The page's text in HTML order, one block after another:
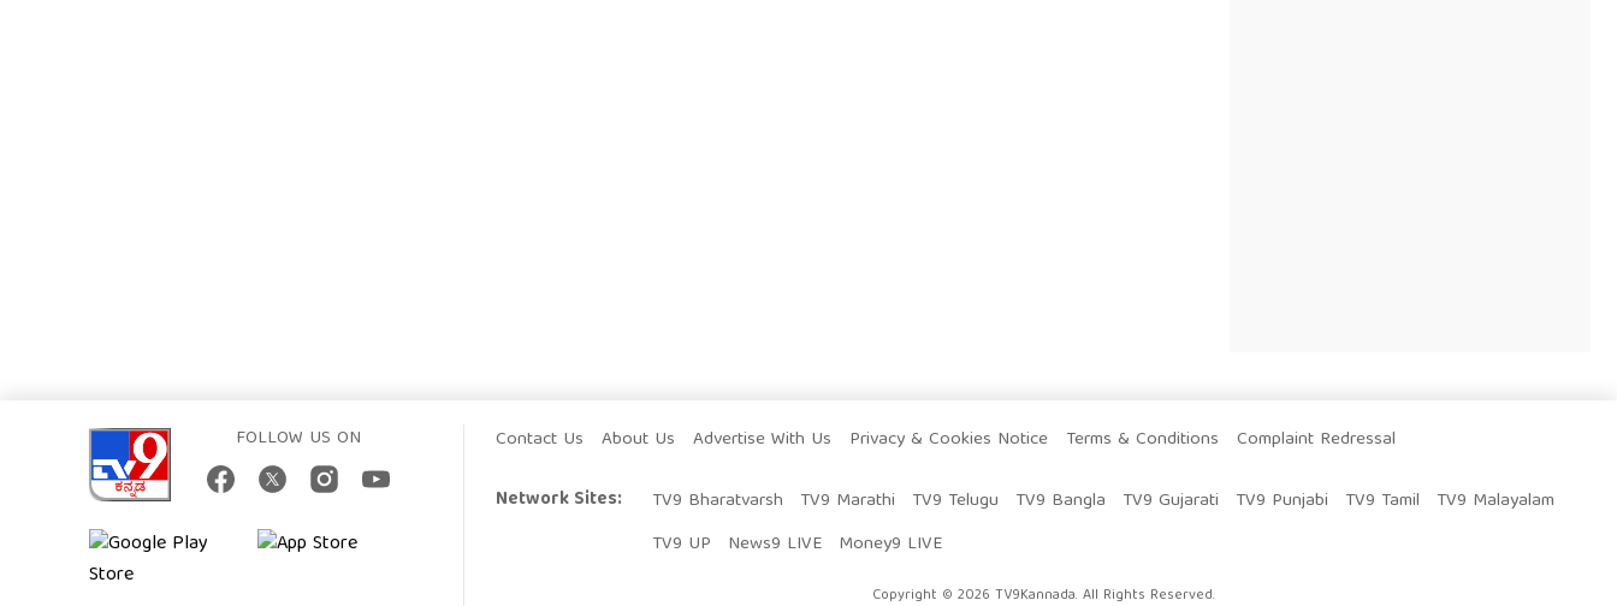
FOLLOW US ON Contact Us About Us Advertise With Us Privacy & Cookies Notice Terms & Conditions
Complaint Redressal
Network Sites:
TV9 Bharatvarsh TV9 Marathi TV9 Telugu TV9 Bangla TV9 Gujarati TV9 Punjabi TV9 Tamil
TV9 Malayalam
TV9 UP
News9 LIVE Money9 LIVE
Copyright © 2026 TV9Kannada. All Rights Reserved.